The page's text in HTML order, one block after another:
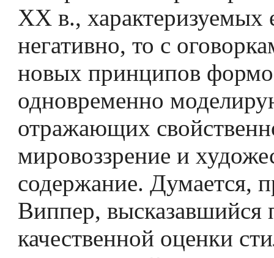
XX в., характеризуемых
негативно, то с
новых принципов
одновременно
отражающих
мировоззрение и
содержание. Думается,
Виппер, высказавшийся
качественной оценки